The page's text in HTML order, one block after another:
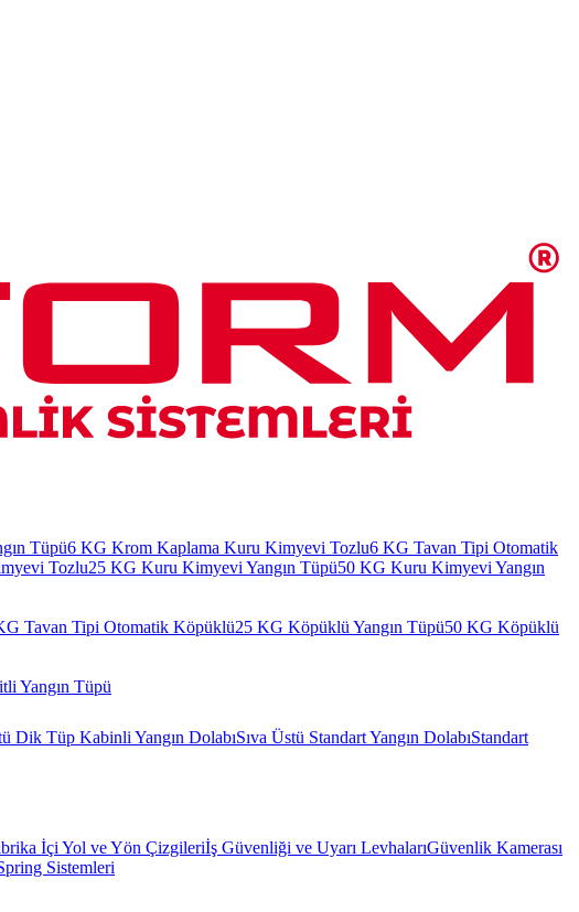
Tüpü6 KG Krom Kaplama Kuru Kimyevi Tozlu6 KG Tavan Tipi Otomatik
Tozlu25 KG Kuru Kimyevi Yangın Tüpü50 KG Kuru Kimyevi Yangın
Tavan Tipi Otomatik Köpüklü25 KG Köpüklü Yangın Tüpü50 KG Köpüklü
Yangın Tüpü
Dik Tüp Kabinli Yangın DolabıSıva Üstü Standart Yangın DolabıStandart
İçi Yol ve Yön Çizgileriİş Güvenliği ve Uyarı LevhalarıGüvenlik Kamerası
Sistemleri